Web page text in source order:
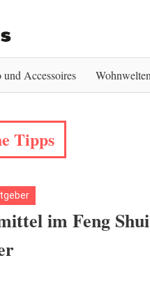
und Accessoires Wohnwelten
Tipps
im Feng